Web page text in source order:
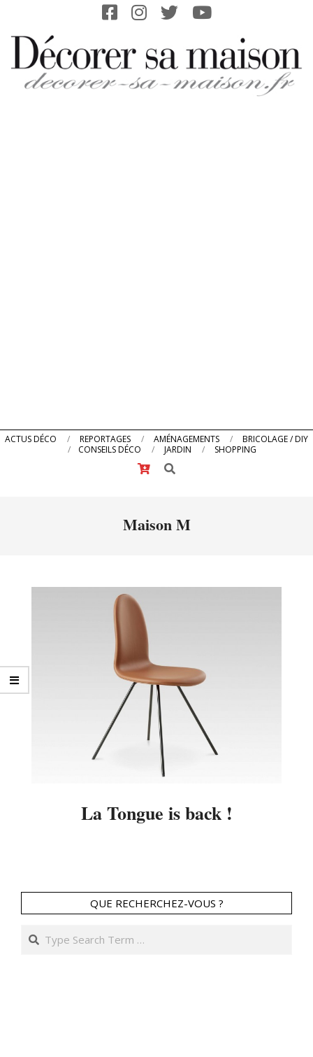
content
Primary
ACTUS DÉCO REPORTAGES AMÉNAGEMENTS
BRICOLAGE / DIY
CONSEILS DÉCO
JARDIN
SHOPPING
Search
Maison M
La Tongue is back !
QUE RECHERCHEZ-VOUS ?
Search